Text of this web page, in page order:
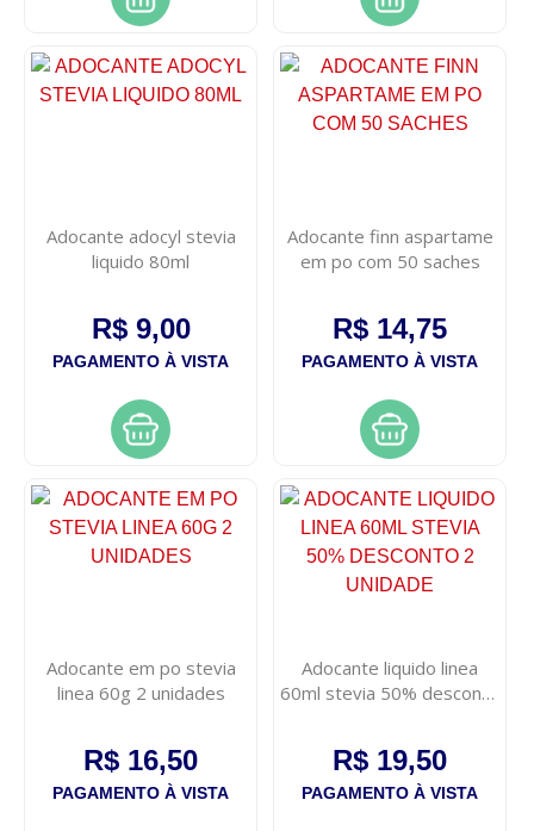
Adocante adocyl stevia
liquido 80ml
R$ 9,00
PAGAMENTO À VISTA
Adocante finn aspartame
em po com 50 saches
R$ 14,75
PAGAMENTO À VISTA
Adocante em po stevia
linea 60g 2 unidades
R$ 16,50
PAGAMENTO À VISTA
Adocante liquido linea
60ml stevia 50% desconto
R$ 19,50
PAGAMENTO À VISTA